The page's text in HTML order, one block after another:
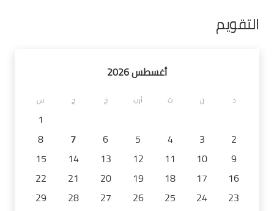
التقويم
أغسطس 2026
د ن ث أرب خ ج س
1
2
3
4
5
6
7
8
9
10
11
12
13
14
15
16
17
18
19
20
21
22
23
24
25
26
27
28
29